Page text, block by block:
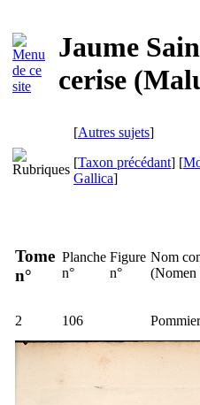
Jaume
cerise
[Autres sujets]
[Taxon précédant] [
Gallica]
Tome
n°
Planche
n°
Figure
n°
Nom
(Nomen
2 106